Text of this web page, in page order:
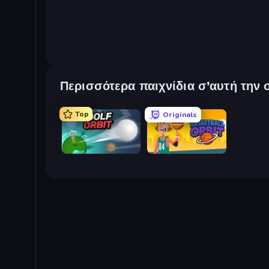
Περισσότερα παιχνίδια σ’αυτή την
Top
Golf Orbit
Originals
Basketball Orbit